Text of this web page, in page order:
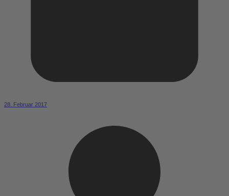
28. Februar 2017